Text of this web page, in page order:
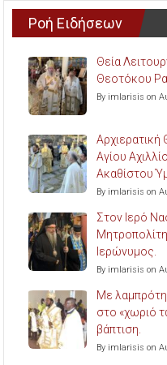
Ροή Ειδήσεων
Θεία
Θεοτόκου
By imlarisis on
Αρχιερατική
Αγίου
Ακαθίστου
By imlarisis on
Στον Ιερό
Ιερώνυμος.
By imlarisis on
Με
στο «χωριό
βάπτιση.
By imlarisis on